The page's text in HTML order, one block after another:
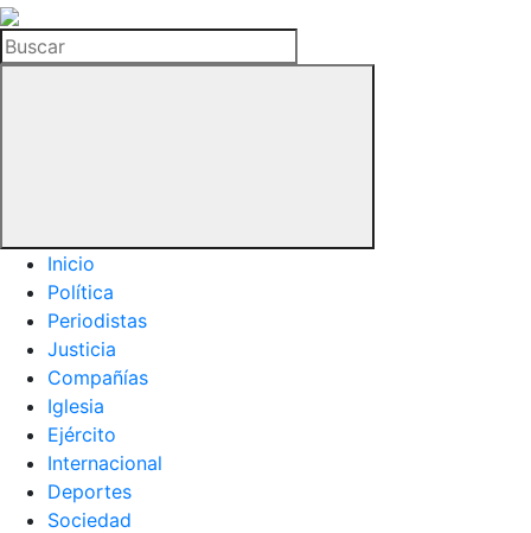
La
Hemeroteca
del
Buscar
Inicio
Política
Periodistas
Justicia
Compañías
Iglesia
Ejército
Internacional
Deportes
Sociedad